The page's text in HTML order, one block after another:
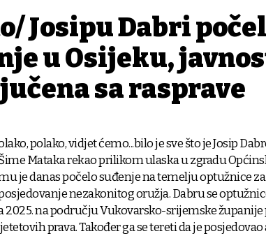
Josipu Dabri
u Osijeku,
sa rasprave
polako, vidjet ćemo...bilo je sve što je Josip
Mataka rekao prilikom ulaska u zgradu
je danas počelo suđenje na temelju optužnice
nezakonitog oružja. Dabru se
2025. na području Vukovarsko-srijemske
prava. Također ga se tereti da je